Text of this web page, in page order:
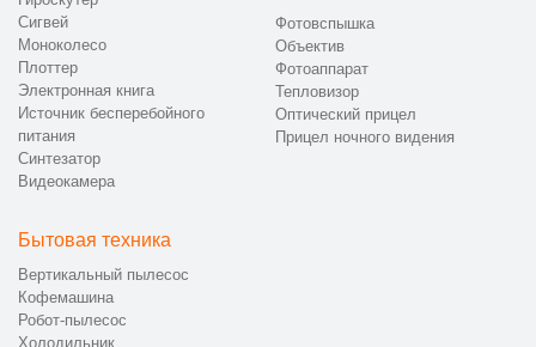
Сигвей
Моноколесо
Плоттер
Электронная книга
Источник бесперебойного
питания
Синтезатор
Видеокамера
Фотовспышка
Объектив
Фотоаппарат
Тепловизор
Оптический прицел
Прицел ночного видения
Бытовая техника
Вертикальный пылесос
Кофемашина
Робот-пылесос
Холодильник